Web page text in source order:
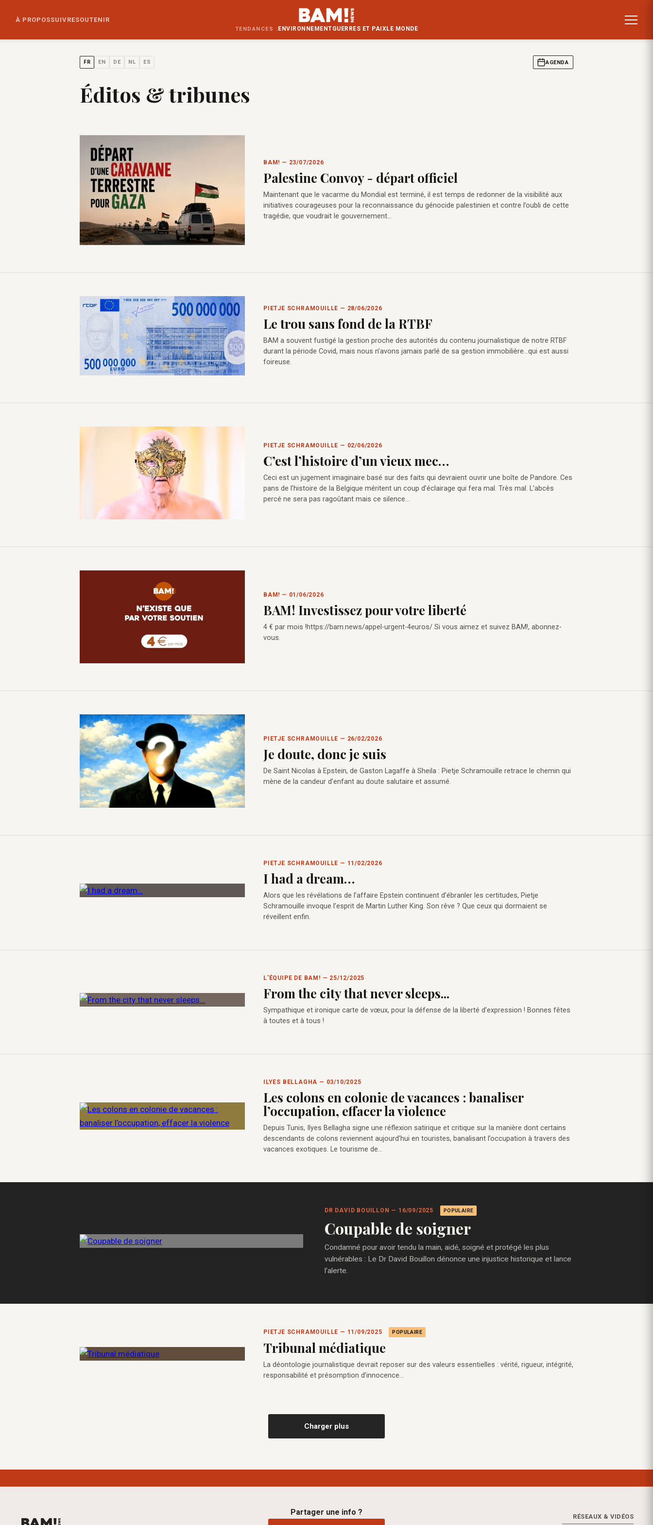
À PROPOSSUIVRESOUTENIR
TENDANCES : ENVIRONNEMENTGUERRES ET PAIXLE MONDE
FR EN DE NL ES AGENDA
Éditos & tribunes
BAM! — 23/07/2026
Palestine Convoy - départ officiel
Maintenant que le vacarme du Mondial est terminé, il est temps de redonner de la visibilité aux
initiatives courageuses pour la reconnaissance du génocide palestinien et contre l’oubli de cette
tragédie, que voudrait le gouvernement…
PIETJE SCHRAMOUILLE — 28/06/2026
Le trou sans fond de la RTBF
BAM a souvent fustigé la gestion proche des autorités du contenu journalistique de notre RTBF
durant la période Covid, mais nous n’avons jamais parlé de sa gestion immobilière…qui est aussi
foireuse.
PIETJE SCHRAMOUILLE — 02/06/2026
C’est l’histoire d’un vieux mec…
Ceci est un jugement imaginaire basé sur des faits qui devraient ouvrir une boîte de Pandore. Ces
pans de l’histoire de la Belgique méritent un coup d’éclairage qui fera mal. Très mal. L’abcès
percé ne sera pas ragoûtant mais ce silence…
BAM! — 01/06/2026
BAM! Investissez pour votre liberté
4 € par mois !https://bam.news/appel-urgent-4euros/ Si vous aimez et suivez BAM!, abonnez-
vous.
PIETJE SCHRAMOUILLE — 26/02/2026
Je doute, donc je suis
De Saint Nicolas à Epstein, de Gaston Lagaffe à Sheila : Pietje Schramouille retrace le chemin qui
mène de la candeur d’enfant au doute salutaire et assumé.
PIETJE SCHRAMOUILLE — 11/02/2026
I had a dream…
Alors que les révélations de l’affaire Epstein continuent d’ébranler les certitudes, Pietje
Schramouille invoque l’esprit de Martin Luther King. Son rêve ? Que ceux qui dormaient se
réveillent enfin.
L'ÉQUIPE DE BAM! — 25/12/2025
From the city that never sleeps...
Sympathique et ironique carte de vœux, pour la défense de la liberté d’expression ! Bonnes fêtes
à toutes et à tous !
ILYES BELLAGHA — 03/10/2025
Les colons en colonie de vacances : banaliser
l’occupation, effacer la violence
Depuis Tunis, Ilyes Bellagha signe une réflexion satirique et critique sur la manière dont certains
descendants de colons reviennent aujourd’hui en touristes, banalisant l’occupation à travers des
vacances exotiques. Le tourisme de…
DR DAVID BOUILLON — 16/09/2025 POPULAIRE
Coupable de soigner
Condamné pour avoir tendu la main, aidé, soigné et protégé les plus
vulnérables : Le Dr David Bouillon dénonce une injustice historique et lance
l’alerte.
PIETJE SCHRAMOUILLE — 11/09/2025 POPULAIRE
Tribunal médiatique
La déontologie journalistique devrait reposer sur des valeurs essentielles : vérité, rigueur, intégrité,
responsabilité et présomption d’innocence…
Charger plus
Partager une info ? RÉSEAUX & VIDÉOS